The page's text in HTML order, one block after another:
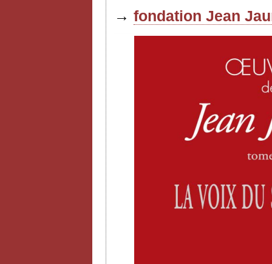
→ fondation Jean